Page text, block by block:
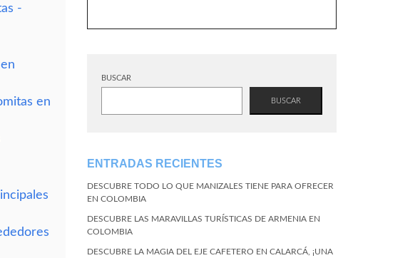
-
en
BUSCAR
BUSCAR
ENTRADAS RECIENTES
DESCUBRE TODO LO QUE MANIZALES TIENE PARA OFRECER
EN COLOMBIA
DESCUBRE LAS MARAVILLAS TURÍSTICAS DE ARMENIA EN
COLOMBIA
DESCUBRE LA MAGIA DEL EJE CAFETERO EN CALARCÁ, ¡UNA